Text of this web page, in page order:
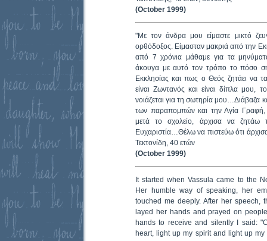
(October 1999)
"Με τον άνδρα μου είμαστε μικτό
ορθόδοξος. Είμασταν μακριά από την
από 7 χρόνια μάθαμε για τα
άκουγα με αυτό τον τρόπο το πόσο
Εκκλησίας και πως ο Θεός ζητάει να
είναι Ζωντανός και είναι δίπλα
νοιάζεται για τη σωτηρία μου…Διάβαζα
των παραπομπών και την Αγία
μετά το σχολείο, άρχισα να ζητάω
Ευχαριστία…Θέλω να πιστεύω ότι
Τεκτονίδη, 40 ετών
(October 1999)
It started when Vassula came to the
Her humble way of speaking, her
touched me deeply. After her speech,
layed her hands and prayed on
hands to receive and silently I said:
heart, light up my spirit and light up